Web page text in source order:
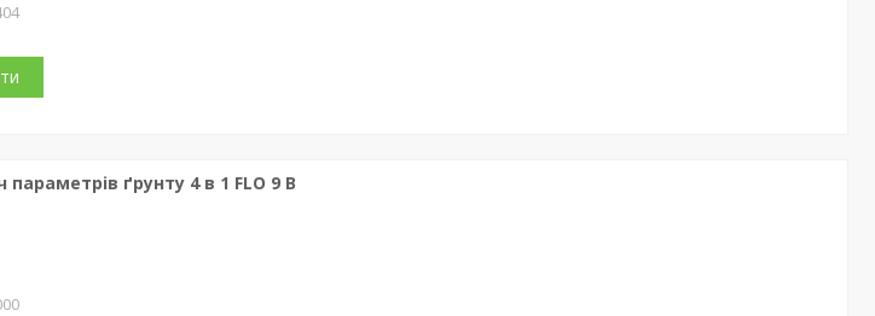
параметрів ґрунту 4 в 1 FLO 9 В